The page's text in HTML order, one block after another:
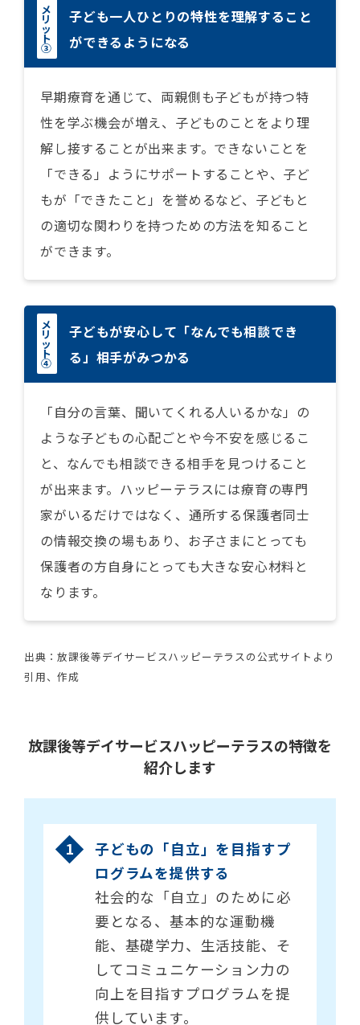
メ
リ
ッ
ト
③
子ども一人ひとりの特性を理解すること
ができるようになる
早期療育を通じて、両親側も子どもが持つ特
性を学ぶ機会が増え、子どものことをより理
解し接することが出来ます。できないことを
「できる」ようにサポートすることや、子ど
もが「できたこと」を誉めるなど、子どもと
の適切な関わりを持つための方法を知ること
ができます。
メ
リ
ッ
ト
④
子どもが安心して「なんでも相談でき
る」相手がみつかる
「自分の言葉、聞いてくれる人いるかな」の
ような子どもの心配ごとや今不安を感じるこ
と、なんでも相談できる相手を見つけること
が出来ます。ハッピーテラスには療育の専門
家がいるだけではなく、通所する保護者同士
の情報交換の場もあり、お子さまにとっても
保護者の方自身にとっても大きな安心材料と
なります。
出典：放課後等デイサービスハッピーテラスの公式サイトより
引用、作成
放課後等デイサービスハッピーテラスの特徴を
紹介します
子どもの「自立」を目指すプ
ログラムを提供する
社会的な「自立」のために必
要となる、基本的な運動機
能、基礎学力、生活技能、そ
してコミュニケーション力の
向上を目指すプログラムを提
供しています。